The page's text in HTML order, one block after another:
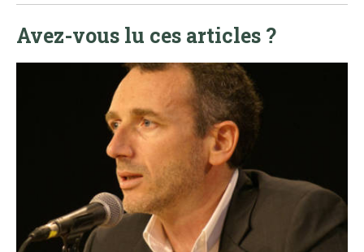
Avez-vous lu ces articles ?